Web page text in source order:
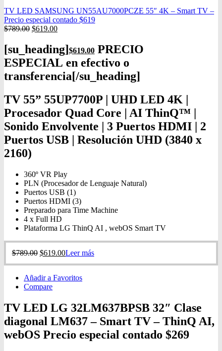
TV LED SAMSUNG UN55AU7000PCZE 55″ 4K – Smart TV –
Precio especial contado $619
$789.00 $619.00
[su_heading] $619.00 PRECIO
ESPECIAL en efectivo o
transferencia[/su_heading]
TV 55” 55UP7700P | UHD LED 4K |
Procesador Quad Core | AI ThinQ™ |
Sonido Envolvente | 3 Puertos HDMI | 2
Puertos USB | Resolución UHD (3840 x
2160)
360º VR Play
PLN (Procesador de Lenguaje Natural)
Puertos USB (1)
Puertos HDMI (3)
Preparado para Time Machine
4 x Full HD
Plataforma LG ThinQ AI , webOS Smart TV
$789.00 $619.00Leer más
Añadir a Favoritos
Compare
TV LED LG 32LM637BPSB 32″ Clase
diagonal LM637 – Smart TV – ThinQ AI,
webOS Precio especial contado $269